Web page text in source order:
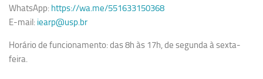
Professor Sênior
Institucional
WhatsApp: https://wa.me/551633150368
E-mail: iearp@usp.br
Horário de funcionamento: das 8h às 17h, de segunda à sexta-
feira.